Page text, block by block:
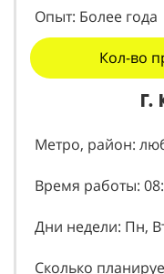
Опыт: Более года
Кол-во
г.
Метро, район:
Время работы:
Дни недели: Пн,
Сколько